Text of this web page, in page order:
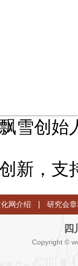
雪创始
新，支
网介绍 研究会
Copyright ©